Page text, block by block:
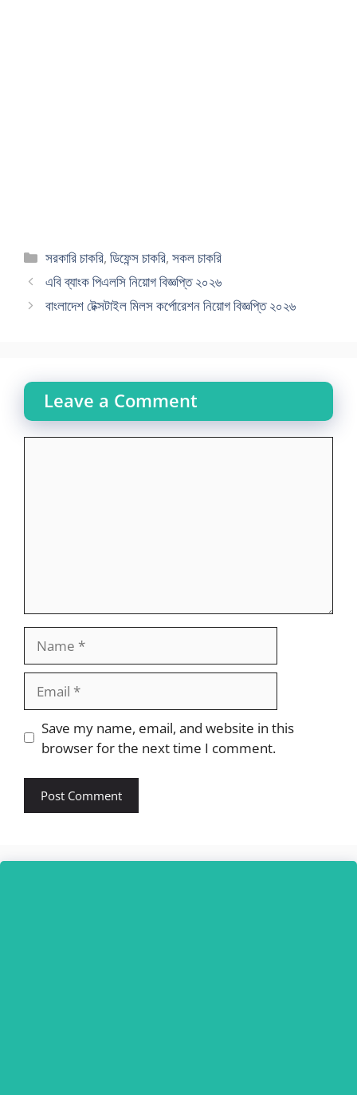
Categories
সরকারি চাকরি,ডিফেন্স চাকরি,সকল চাকরি
এবি ব্যাংক পিএলসি নিয়োগ বিজ্ঞপ্তি ২০২৬
বাংলাদেশ টেক্সটাইল মিলস কর্পোরেশন নিয়োগ বিজ্ঞপ্তি ২০২৬
Leave a Comment
Website
Save my name, email, and website in this
browser for the next time I comment.